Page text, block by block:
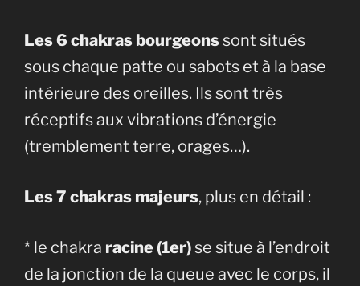
Les 6 chakras bourgeonssont situés
sous chaque patte ou sabots et à la base
intérieure des oreilles. Ils sont très
réceptifs aux vibrations d’énergie
(tremblement terre, orages…).
Les 7 chakras majeurs, plus en détail :
* le chakra racine (1er)se situe à l’endroit
de la jonction de la queue avec le corps, il